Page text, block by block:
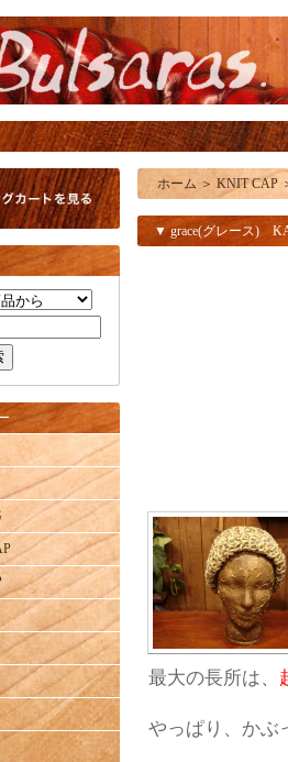
ホーム ＞ KNIT CAP
▼ grace(グレース)
最大の長所は、
やっぱり、かぶ